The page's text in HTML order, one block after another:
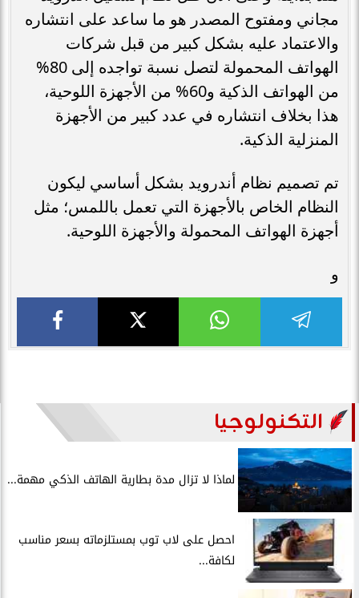
مجاني ومفتوح المصدر هو ما ساعد على انتشاره
والاعتماد عليه بشكل كبير من قبل شركات
الهواتف المحمولة لتصل نسبة تواجده إلى 80%
من الهواتف الذكية و60% من الأجهزة اللوحية،
هذا بخلاف انتشاره في عدد كبير من الأجهزة
المنزلية الذكية.
تم تصميم نظام أندرويد بشكل أساسي ليكون
النظام الخاص بالأجهزة التي تعمل باللمس؛ مثل
أجهزة الهواتف المحمولة والأجهزة اللوحية.
و
التكنولوجيا
لماذا لا تزال مدة بطارية الهاتف الذكي مهمة...
احصل على لاب توب بمستلزماته بسعر مناسب
لكافة...